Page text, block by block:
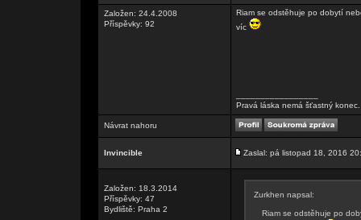
Založen: 24.4.2008
Příspěvky: 92
Riam se odstěhuje po dobytí
víc
Pravá láska nemá šťastný
Návrat nahoru
Invincible Zaslal: pá listopad 18, 2016
Založen: 18.3.2014
Příspěvky: 47
Bydliště: Praha 2
Zurkhen napsal:
Riam se odstěhuje po